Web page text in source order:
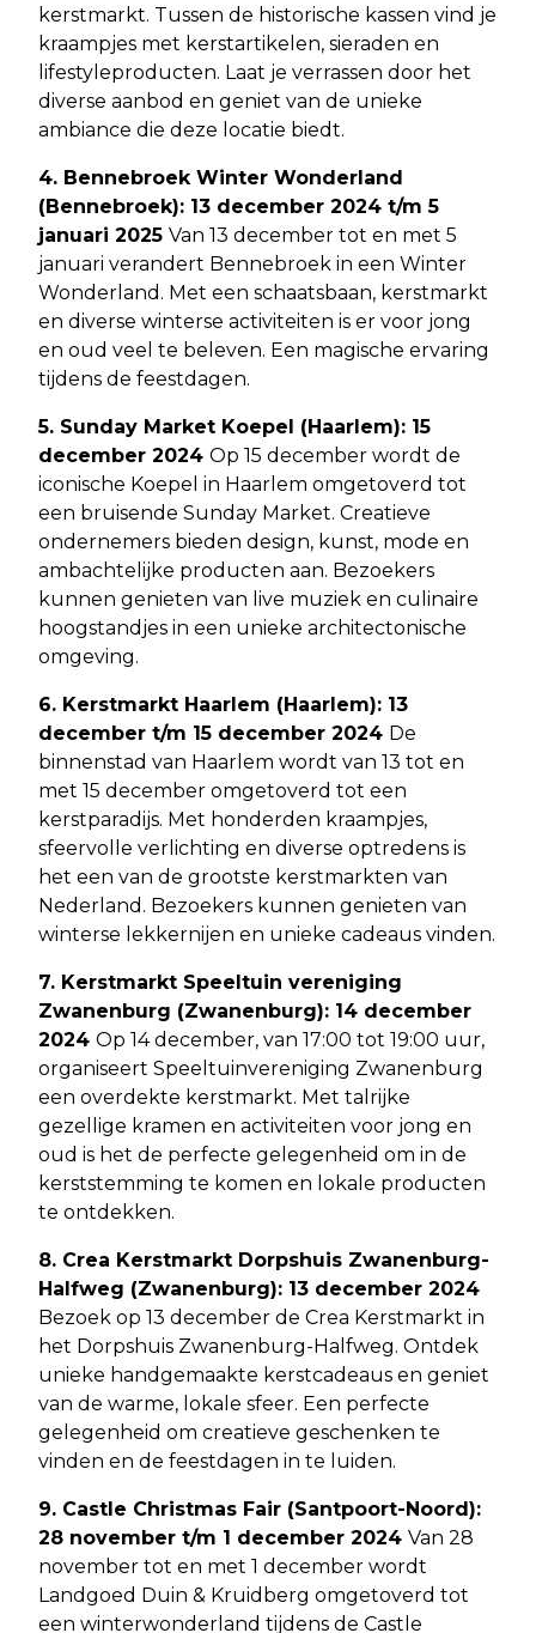
kerstmarkt. Tussen de historische kassen vind je
kraampjes met kerstartikelen, sieraden en
lifestyleproducten. Laat je verrassen door het
diverse aanbod en geniet van de unieke
ambiance die deze locatie biedt.
4. Bennebroek Winter Wonderland
(Bennebroek): 13 december 2024 t/m 5
januari 2025 Van 13 december tot en met 5
januari verandert Bennebroek in een Winter
Wonderland. Met een schaatsbaan, kerstmarkt
en diverse winterse activiteiten is er voor jong
en oud veel te beleven. Een magische ervaring
tijdens de feestdagen.
5. Sunday Market Koepel (Haarlem): 15
december 2024 Op 15 december wordt de
iconische Koepel in Haarlem omgetoverd tot
een bruisende Sunday Market. Creatieve
ondernemers bieden design, kunst, mode en
ambachtelijke producten aan. Bezoekers
kunnen genieten van live muziek en culinaire
hoogstandjes in een unieke architectonische
omgeving.
6. Kerstmarkt Haarlem (Haarlem): 13
december t/m 15 december 2024 De
binnenstad van Haarlem wordt van 13 tot en
met 15 december omgetoverd tot een
kerstparadijs. Met honderden kraampjes,
sfeervolle verlichting en diverse optredens is
het een van de grootste kerstmarkten van
Nederland. Bezoekers kunnen genieten van
winterse lekkernijen en unieke cadeaus vinden.
7. Kerstmarkt Speeltuin vereniging
Zwanenburg (Zwanenburg): 14 december
2024 Op 14 december, van 17:00 tot 19:00 uur,
organiseert Speeltuinvereniging Zwanenburg
een overdekte kerstmarkt. Met talrijke
gezellige kramen en activiteiten voor jong en
oud is het de perfecte gelegenheid om in de
kerststemming te komen en lokale producten
te ontdekken.
8. Crea Kerstmarkt Dorpshuis Zwanenburg-
Halfweg (Zwanenburg): 13 december 2024
Bezoek op 13 december de Crea Kerstmarkt in
het Dorpshuis Zwanenburg-Halfweg. Ontdek
unieke handgemaakte kerstcadeaus en geniet
van de warme, lokale sfeer. Een perfecte
gelegenheid om creatieve geschenken te
vinden en de feestdagen in te luiden.
9. Castle Christmas Fair (Santpoort-Noord):
28 november t/m 1 december 2024 Van 28
november tot en met 1 december wordt
Landgoed Duin & Kruidberg omgetoverd tot
een winterwonderland tijdens de Castle